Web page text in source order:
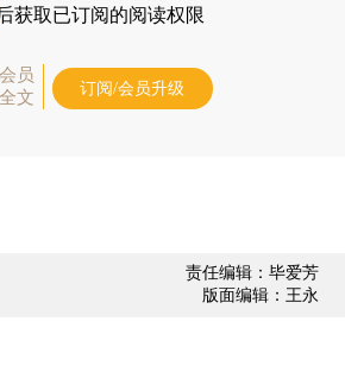
获取已订阅的阅读权限
员
文
订阅/会员升级
责任编辑：毕爱芳
版面编辑：王永